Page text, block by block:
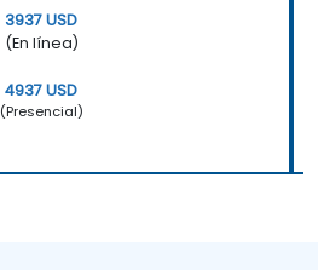
3937 USD
(En línea)
4937 USD
(Presencial)